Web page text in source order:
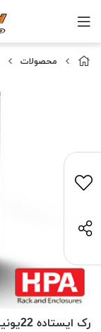
محصولات
رک ایستاده 22یونیت عمق 80، HPA